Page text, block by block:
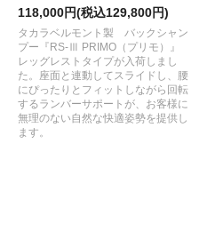
118,000円(税込129,800円)
タカラベルモント製 バックシャン
プー『RS-Ⅲ PRIMO（プリモ）』
レッグレストタイプが入荷しまし
た。座面と連動してスライドし、腰
にぴったりとフィットしながら回転
するランバーサポートが、お客様に
無理のない自然な快適姿勢を提供し
ます。